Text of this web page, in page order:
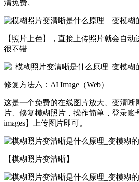
清免费。
【照片上色】，直接上传照片就会自
很不错
修复方法六：AI Image（Web）
这是一个免费的在线图片放大、变清晰
片、修复模糊照片，操作简单，登录账
images】上传图片即可。
【模糊照片变清晰】